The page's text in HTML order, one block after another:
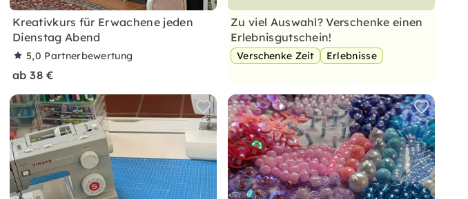
Kreativkurs für Erwachene jeden
Dienstag Abend
5,0 Partnerbewertung
ab 38 €
Zu viel Auswahl? Verschenke einen
Erlebnisgutschein!
Verschenke Zeit Erlebnisse